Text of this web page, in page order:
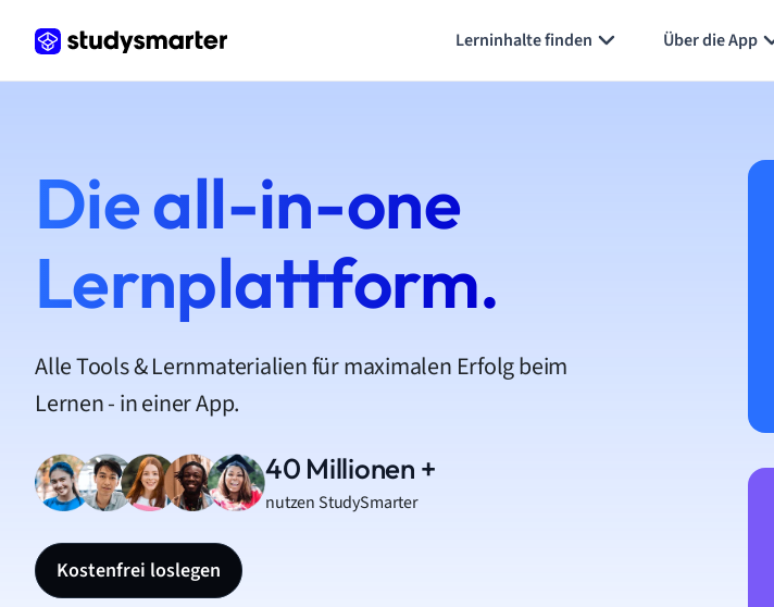
Lerninhalte finden Über die App
Die all-in-one
Lernplattform.
Alle Tools & Lernmaterialien für maximalen Erfolg beim
Lernen - in einer App.
40 Millionen +
nutzen StudySmarter
Kostenfrei loslegen